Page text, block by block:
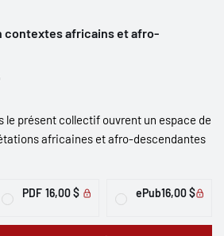
contextes africains et afro-
le présent collectif ouvrent un espace de
africaines et afro-descendantes
PDF 16,00 $ ePub16,00 $